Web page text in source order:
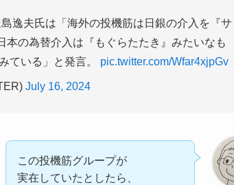
逸夫氏は「海外の投機筋は日銀の介入を『サ
の為替介入は『もぐらたたき』みたいなも
ている」と発言。 pic.twitter.com/Wfar4xjpGv
July 16, 2024
この投機筋グループが
実在していたとしたら、